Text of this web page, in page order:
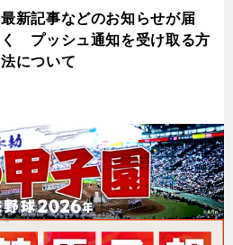
最新記事などのお知らせが届
く プッシュ通知を受け取る方
法について